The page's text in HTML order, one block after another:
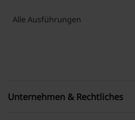
Alle Ausführungen
Unternehmen & Rechtliches